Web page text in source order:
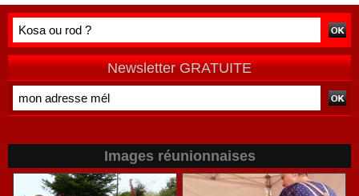
deuxième
division
autre prise de
position ne peut
qu'individuelle
Newsletter GRATUITE
Images réunionnaises